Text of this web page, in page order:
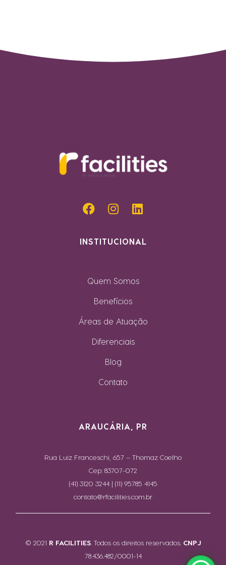
INSTITUCIONAL
Quem Somos
Benefícios
Áreas de Atuação
Diferenciais
Blog
Contato
ARAUCÁRIA, PR
Rua Luiz Franceschi, 657 – Thomaz Coelho
Cep: 83707-072
(41) 3120 3244 | (11) 95785 4145
contato@rfacilities.com.br
© 2021 R FACILITIES. Todos os direitos reservados. CNPJ
78.436.482/0001-14